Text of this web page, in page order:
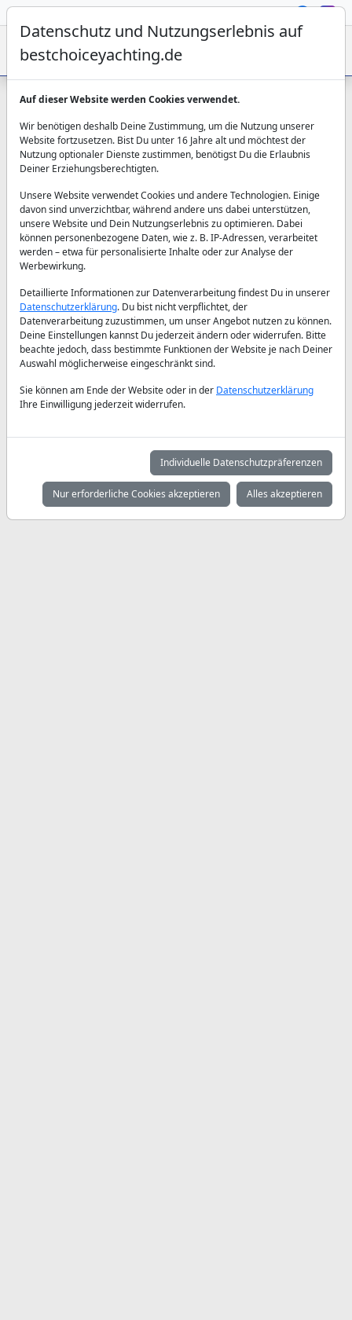
Über Uns - Erfahren Sie
mehr über unsere
Yachtcharter-Firma
Datenschutz und Nutzungserlebnis auf
bestchoiceyachting.de
Auf dieser Website werden Cookies verwendet.
Wir benötigen deshalb Deine Zustimmung, um die Nutzung unserer
Website fortzusetzen. Bist Du unter 16 Jahre alt und möchtest der
Nutzung optionaler Dienste zustimmen, benötigst Du die Erlaubnis
Deiner Erziehungsberechtigten.
Unsere Website verwendet Cookies und andere Technologien. Einige
davon sind unverzichtbar, während andere uns dabei unterstützen,
unsere Website und Dein Nutzungserlebnis zu optimieren. Dabei
können personenbezogene Daten, wie z. B. IP-Adressen, verarbeitet
werden – etwa für personalisierte Inhalte oder zur Analyse der
Werbewirkung.
Detaillierte Informationen zur Datenverarbeitung findest Du in unserer
Datenschutzerklärung. Du bist nicht verpflichtet, der
Datenverarbeitung zuzustimmen, um unser Angebot nutzen zu können.
Deine Einstellungen kannst Du jederzeit ändern oder widerrufen. Bitte
beachte jedoch, dass bestimmte Funktionen der Website je nach Deiner
Auswahl möglicherweise eingeschränkt sind.
Sie können am Ende der Website oder in der Datenschutzerklärung
Ihre Einwilligung jederzeit widerrufen.
Individuelle Datenschutzpräferenzen
Nur erforderliche Cookies akzeptieren Alles akzeptieren